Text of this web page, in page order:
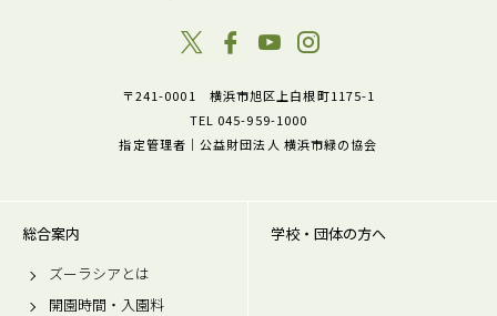
〒241-0001 横浜市旭区上白根町1175-1
TEL 045-959-1000
指定管理者｜公益財団法人 横浜市緑の協会
総合案内
ズーラシアとは
開園時間・入園料
学校・団体の方へ